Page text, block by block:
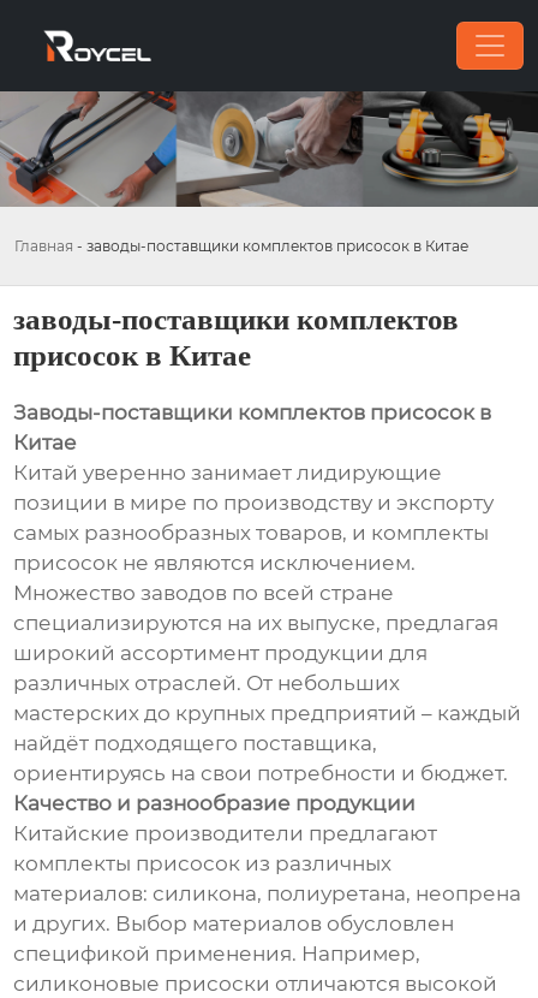
Главная - заводы-поставщики комплектов присосок в Китае
заводы-поставщики комплектов
присосок в Китае
Заводы-поставщики комплектов присосок в
Китае
Китай уверенно занимает лидирующие
позиции в мире по производству и экспорту
самых разнообразных товаров, и комплекты
присосок не являются исключением.
Множество заводов по всей стране
специализируются на их выпуске, предлагая
широкий ассортимент продукции для
различных отраслей. От небольших
мастерских до крупных предприятий – каждый
найдёт подходящего поставщика,
ориентируясь на свои потребности и бюджет.
Качество и разнообразие продукции
Китайские производители предлагают
комплекты присосок из различных
материалов: силикона, полиуретана, неопрена
и других. Выбор материалов обусловлен
спецификой применения. Например,
силиконовые присоски отличаются высокой